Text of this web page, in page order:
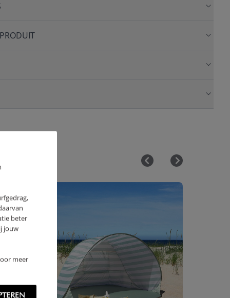
beter
jouw
meer